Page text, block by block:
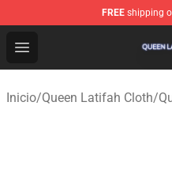
FREE shipping
Open menu
Queen Latifah Shop -
Inicio/Queen Latifah Cloth/